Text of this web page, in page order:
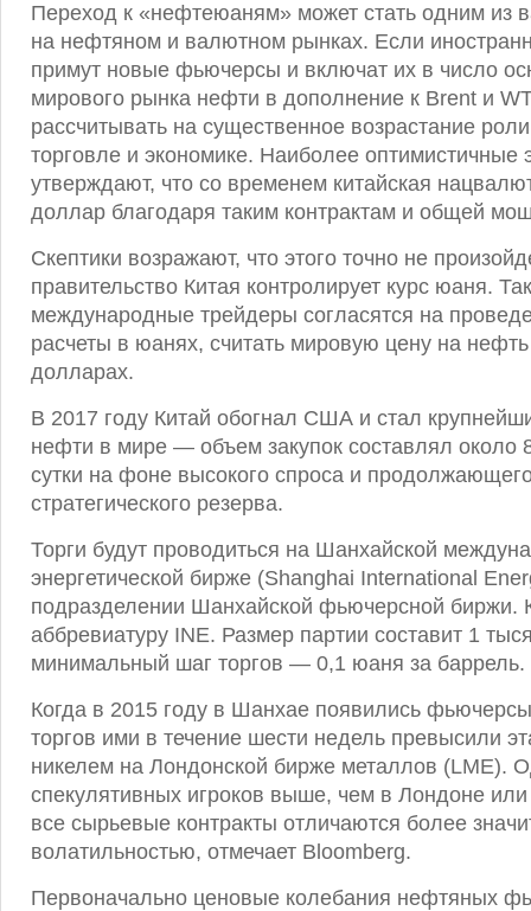
Переход к «нефтеюаням» может стать одним из
на нефтяном и валютном рынках. Если
примут новые фьючерсы и включат их в число
мирового рынка нефти в дополнение к Brent и
рассчитывать на существенное возрастание
торговле и экономике. Наиболее оптимистичные
утверждают, что со временем китайская
доллар благодаря таким контрактам и общей
Скептики возражают, что этого точно не
правительство Китая контролирует курс юаня.
международные трейдеры согласятся на
расчеты в юанях, считать мировую цену на
долларах.
В 2017 году Китай обогнал США и стал
нефти в мире — объем закупок составлял около
сутки на фоне высокого спроса и
стратегического резерва.
Торги будут проводиться на Шанхайской
энергетической бирже (Shanghai International
подразделении Шанхайской фьючерсной биржи.
аббревиатуру INE. Размер партии составит 1
минимальный шаг торгов — 0,1 юаня за баррель.
Когда в 2015 году в Шанхае появились
торгов ими в течение шести недель превысили
никелем на Лондонской бирже металлов (LME).
спекулятивных игроков выше, чем в Лондоне
все сырьевые контракты отличаются более
волатильностью, отмечает Bloomberg.
Первоначально ценовые колебания нефтяных